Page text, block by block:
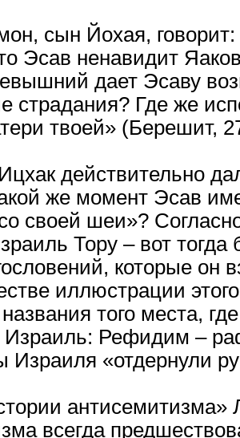
сын Йохая,
Эсав ненавидит
дает Эсаву
страдания? Где же
твоей» (Берешит,
действительно
же момент Эсав
своей шеи»?
Тору – вот тогда
которые он
иллюстрации
того места,
Рефидим –
Израиля «отдернули
антисемитизма»
всегда